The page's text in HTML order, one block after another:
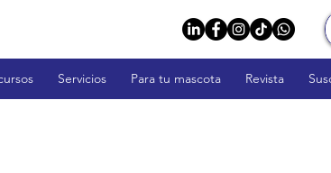
Servicios Para tu mascota Revista